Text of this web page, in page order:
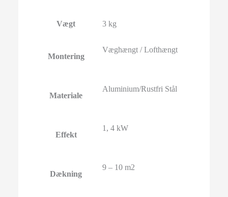
Vægt 3 kg
Montering
Væghængt / Lofthængt
Materiale
Aluminium/Rustfri Stål
Effekt
1, 4 kW
Dækning
9 – 10 m2